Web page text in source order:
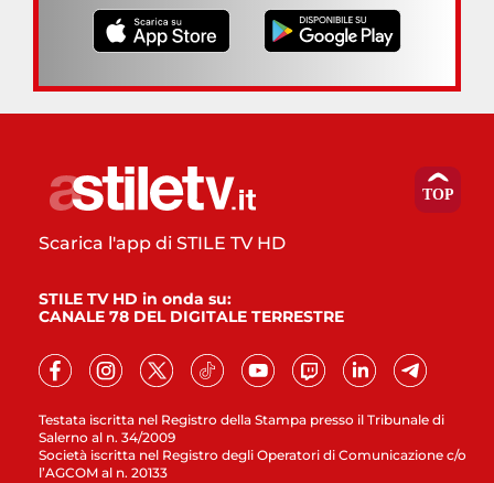
Testata iscritta nel Registro della Stampa presso il Tribunale di
Salerno al n. 34/2009
Società iscritta nel Registro degli Operatori di Comunicazione c/o
l’AGCOM al n. 20133
Scarica l'app di STILE TV HD
STILE TV HD in onda su:
CANALE 78 DEL DIGITALE TERRESTRE